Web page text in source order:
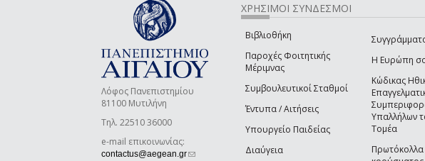
Λόφος Πανεπιστημίου
81100 Μυτιλήνη
Τηλ. 22510 36000
e-mail επικοινωνίας:
contactus@aegean.gr(link sends e-mail)
ΧΡΗΣΙΜΟΙ ΣΥΝΔΕΣΜΟΙ
Βιβλιοθήκη
Παροχές Φοιτητικής
Μέριμνας
Συμβουλευτικοί Σταθμοί
Έντυπα / Αιτήσεις
Υπουργείο Παιδείας
Διαύγεια
Η Ευρώπη
Κώδικας
Υπαλλήλων
Τομέα
Πρωτόκολλα